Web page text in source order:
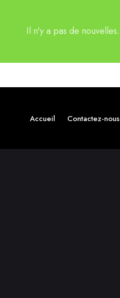
Il n'y a pas de nouvelles.
Accueil Contactez-nous